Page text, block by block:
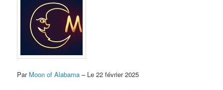
Par Moon of Alabama – Le 22 février 2025